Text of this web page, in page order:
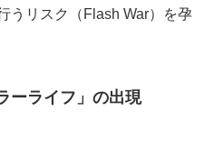
うリスク（Flash War）を孕
ーライフ」の出現